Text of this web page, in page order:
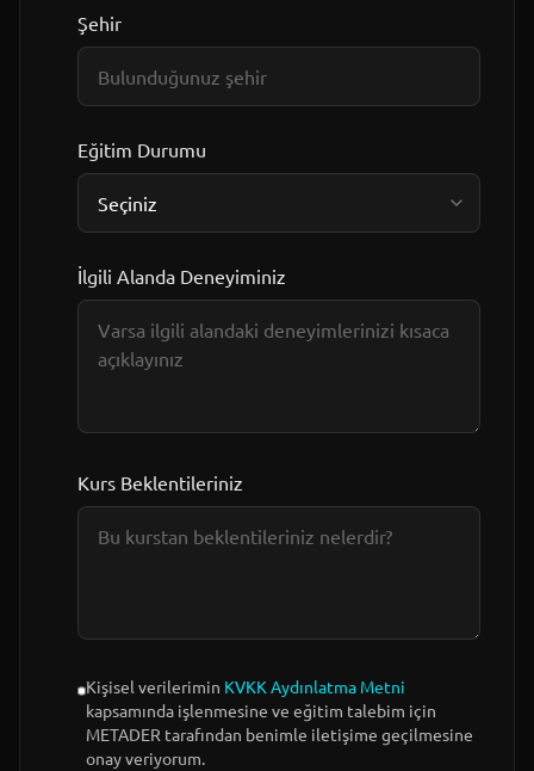
Şehir
Eğitim Durumu
İlgili Alanda Deneyiminiz
Kurs Beklentileriniz
Kişisel verilerimin KVKK Aydınlatma Metni
kapsamında işlenmesine ve eğitim talebim için
METADER tarafından benimle iletişime geçilmesine
onay veriyorum.